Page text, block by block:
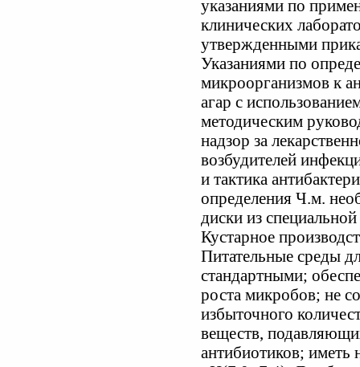
указаниями по
клинических
утвержденными
Указаниями по
микроорганизмов к
агар с
методическим
надзор за
возбудителей
и тактика
определения Ч.м.
диски из
Кустарное
Питательные среды
стандартными;
роста микробов; не
избыточного
веществ,
антибиотиков;